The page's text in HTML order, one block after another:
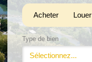
Contact
Acheter Louer
Type de bien
Sélectionnez...